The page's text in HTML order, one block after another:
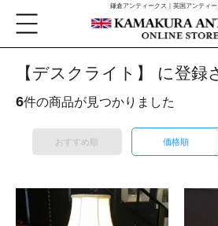
鎌倉アンティークス｜英国アンティ
【デスクライト】 に登録
6件の商品が見つかりました
おすすめ順 価格順